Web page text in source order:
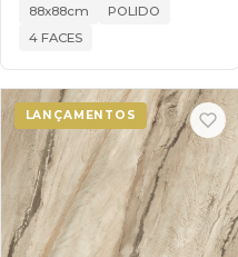
88x88cm
POLIDO
4 FACES
LANÇAMENTOS